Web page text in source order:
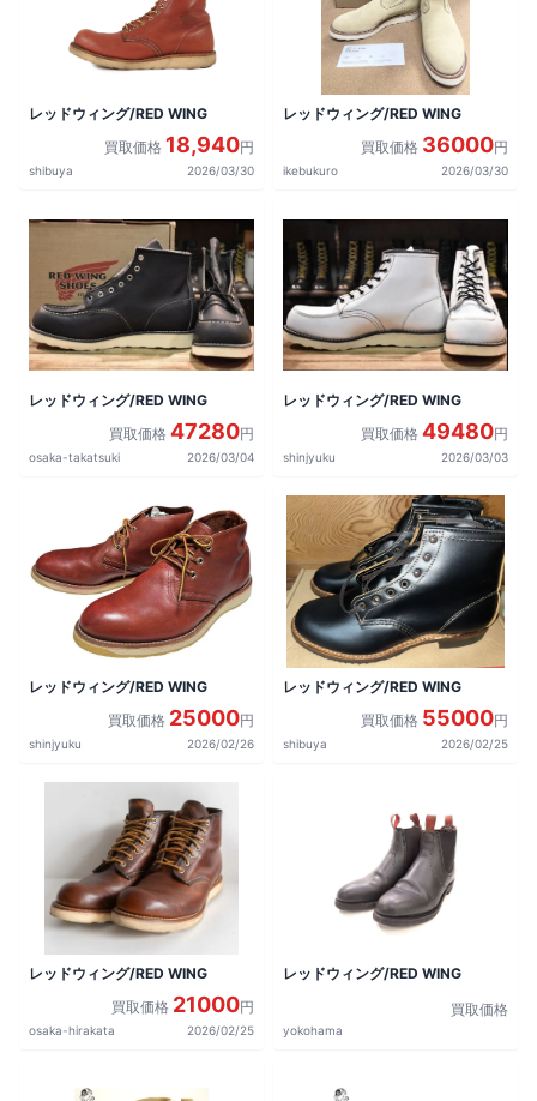
レッドウィング/RED WING
買取価格 18,940円
shibuya 2026/03/30
レッドウィング/RED WING
買取価格 36000円
ikebukuro 2026/03/30
レッドウィング/RED WING
買取価格 47280円
osaka-takatsuki 2026/03/04
レッドウィング/RED WING
買取価格 49480円
shinjyuku 2026/03/03
レッドウィング/RED WING
買取価格 25000円
shinjyuku 2026/02/26
レッドウィング/RED WING
買取価格 55000円
shibuya 2026/02/25
レッドウィング/RED WING
買取価格 21000円
osaka-hirakata 2026/02/25
レッドウィング/RED WING
買取価格
yokohama